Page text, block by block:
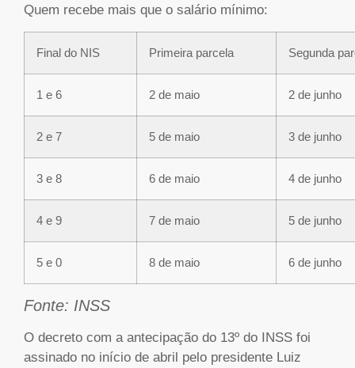
Quem recebe mais que o salário mínimo:
Final do NIS Primeira parcela Segunda
1 e 6 2 de maio 2 de junho
2 e 7 5 de maio 3 de junho
3 e 8 6 de maio 4 de junho
4 e 9 7 de maio 5 de junho
5 e 0 8 de maio 6 de junho
Fonte: INSS
O decreto com a antecipação do 13º do INSS foi
assinado no início de abril pelo presidente Luiz